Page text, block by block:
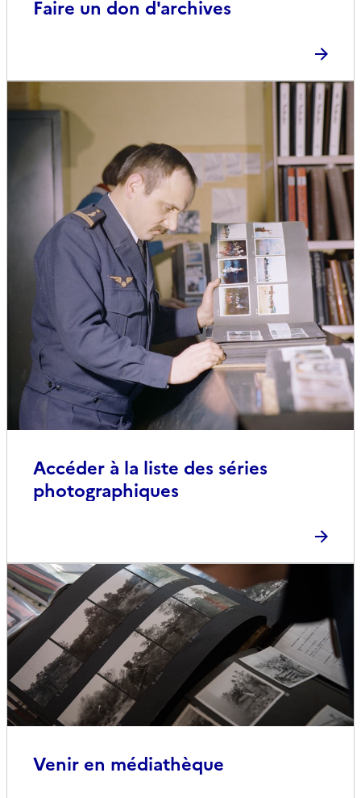
Faire un don d'archives
Accéder à la liste des séries
photographiques
Venir en médiathèque